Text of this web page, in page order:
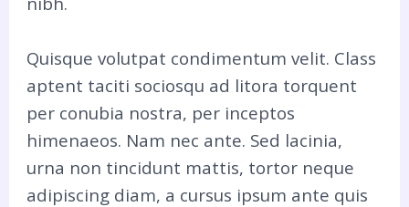
Quisque volutpat condimentum velit. Class
aptent taciti sociosqu ad litora torquent
per conubia nostra, per inceptos
himenaeos. Nam nec ante. Sed lacinia,
urna non tincidunt mattis, tortor neque
adipiscing diam, a cursus ipsum ante quis